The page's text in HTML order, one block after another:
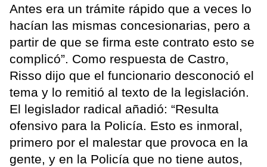
Antes era un trámite rápido que a veces lo
hacían las mismas concesionarias, pero a
partir de que se firma este contrato esto se
complicó”. Como respuesta de Castro,
Risso dijo que el funcionario desconoció el
tema y lo remitió al texto de la legislación.
El legislador radical añadió: “Resulta
ofensivo para la Policía. Esto es inmoral,
primero por el malestar que provoca en la
gente, y en la Policía que no tiene autos,